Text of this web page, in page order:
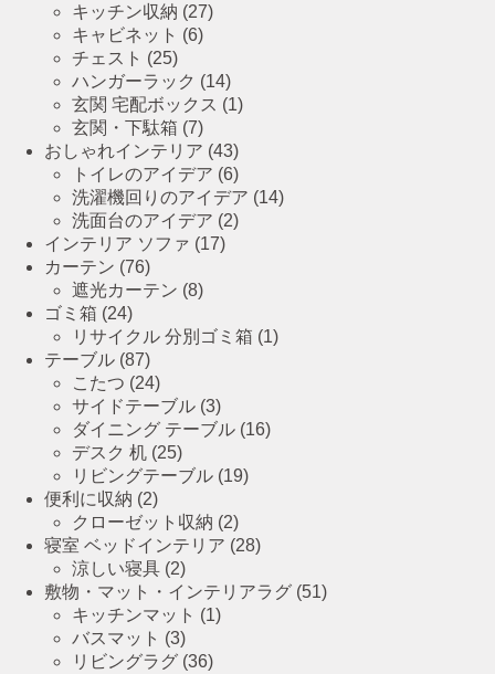
キッチン収納 (27)
キャビネット (6)
チェスト (25)
ハンガーラック (14)
玄関 宅配ボックス (1)
玄関・下駄箱 (7)
おしゃれインテリア (43)
トイレのアイデア (6)
洗濯機回りのアイデア (14)
洗面台のアイデア (2)
インテリア ソファ (17)
カーテン (76)
遮光カーテン (8)
ゴミ箱 (24)
リサイクル 分別ゴミ箱 (1)
テーブル (87)
こたつ (24)
サイドテーブル (3)
ダイニング テーブル (16)
デスク 机 (25)
リビングテーブル (19)
便利に収納 (2)
クローゼット収納 (2)
寝室 ベッドインテリア (28)
涼しい寝具 (2)
敷物・マット・インテリアラグ (51)
キッチンマット (1)
バスマット (3)
リビングラグ (36)